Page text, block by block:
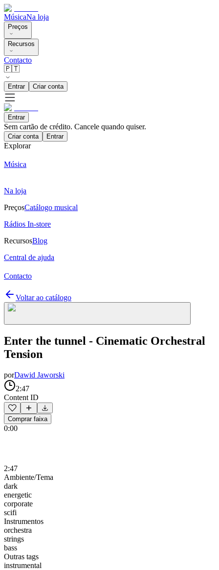
MúsicaNa loja
Preços
Recursos
Contacto
🇵🇹
Entrar Criar conta
Entrar
Sem cartão de crédito. Cancele quando quiser.
Criar conta Entrar
Explorar
Música
Na loja
PreçosCatálogo musical
Rádios In-store
RecursosBlog
Central de ajuda
Contacto
Voltar ao catálogo
Enter the tunnel - Cinematic Orchestral
Tension
porDawid Jaworski
2:47
Content ID
Comprar faixa
0:00
2:47
Ambiente/Tema
dark
energetic
corporate
scifi
Instrumentos
orchestra
strings
bass
Outras tags
instrumental